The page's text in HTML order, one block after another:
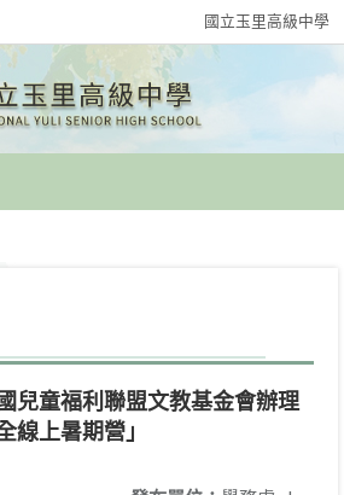
國立玉里高級中學
兒童福利聯盟文教基金會辦理
線上暑期營」